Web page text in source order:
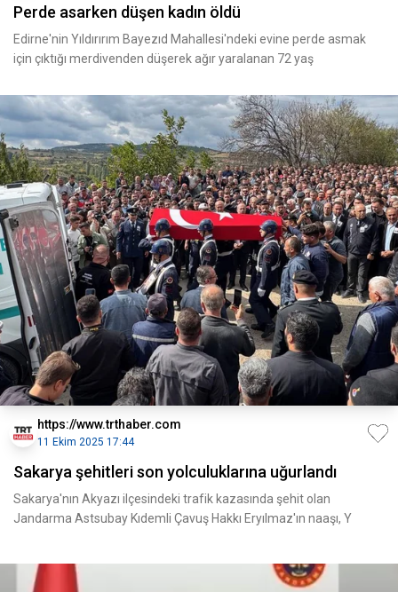
Perde asarken düşen kadın öldü
Edirne'nin Yıldırırım Bayezıd Mahallesi'ndeki evine perde asmak
için çıktığı merdivenden düşerek ağır yaralanan 72 yaş
https://www.trthaber.com
11 Ekim 2025 17:44
Sakarya şehitleri son yolculuklarına uğurlandı
Sakarya'nın Akyazı ilçesindeki trafik kazasında şehit olan
Jandarma Astsubay Kıdemli Çavuş Hakkı Eryılmaz'ın naaşı, Y